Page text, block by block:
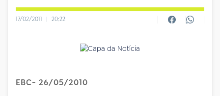
17/02/2011 | 20:22
EBC- 26/05/2010